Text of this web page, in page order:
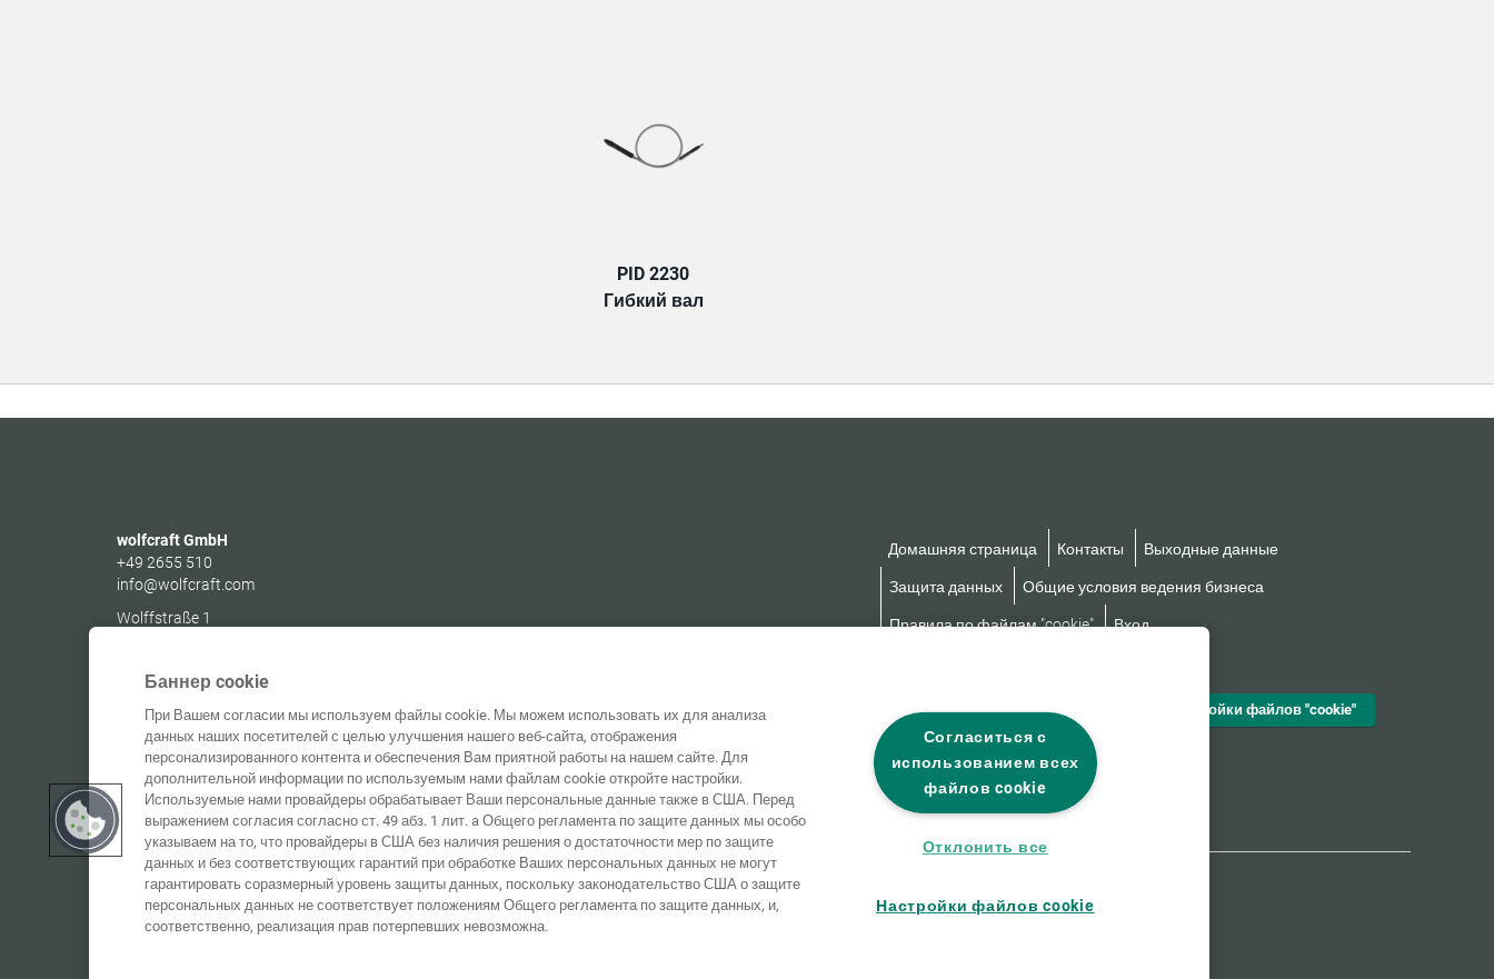
PID 2230
Гибкий вал
wolfcraft GmbH
+49 2655 510
info@wolfcraft.com
Wolffstraße 1
Домашняя страница Контакты Выходные данные
Защита данных Общие условия ведения бизнеса
Правила по файлам "cookie" Вход
Настройки файлов "cookie"
Баннер cookie
При Вашем согласии мы используем файлы cookie. Мы можем использовать их для анализа
данных наших посетителей с целью улучшения нашего веб-сайта, отображения
персонализированного контента и обеспечения Вам приятной работы на нашем сайте. Для
дополнительной информации по используемым нами файлам cookie откройте настройки.
Используемые нами провайдеры обрабатывает Ваши персональные данные также в США. Перед
выражением согласия согласно ст. 49 абз. 1 лит. a Общего регламента по защите данных мы особо
указываем на то, что провайдеры в США без наличия решения о достаточности мер по защите
данных и без соответствующих гарантий при обработке Ваших персональных данных не могут
гарантировать соразмерный уровень защиты данных, поскольку законодательство США о защите
персональных данных не соответствует положениям Общего регламента по защите данных, и,
соответственно, реализация прав потерпевших невозможна.
Согласиться с
использованием всех
файлов cookie
Отклонить все
Настройки файлов cookie